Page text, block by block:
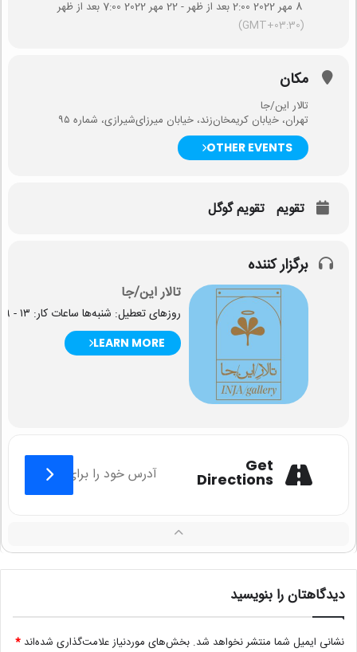
8 مهر 2022 2:00 بعد از ظهر - 22 مهر 2022 7:00 بعد از ظهر
(GMT+03:30)
مکان
تالار این/جا
تهران، ﺧﯾﺎﺑﺎن کریمخان‌زند، خیابان میرزای‌شیرازی، شماره ۹۵
OTHER EVENTS
تقویم تقویم گوگل
برگزار کننده
تالار این/جا
روزهای تعطیل: شنبه‌ها ساعات کار: ۱۳ - ۱۹
LEARN MORE
Get
Directions
دیدگاهتان را بنویسید
نشانی ایمیل شما منتشر نخواهد شد. بخش‌های موردنیاز علامت‌گذاری شده‌اند *